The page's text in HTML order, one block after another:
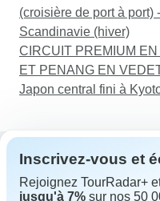
(croisière de port à port)
Scandinavie (hiver)
CIRCUIT PREMIUM
ET PENANG EN
Japon central fini à
Assistance
Inscrivez-vous et
Rejoignez TourRadar+
jusqu'à 7% sur nos 50